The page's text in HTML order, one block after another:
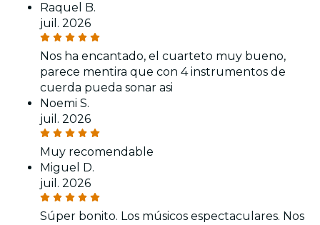
Raquel B.
juil. 2026
Nos ha encantado, el cuarteto muy bueno,
parece mentira que con 4 instrumentos de
cuerda pueda sonar asi
Noemi S.
juil. 2026
Muy recomendable
Miguel D.
juil. 2026
Súper bonito. Los músicos espectaculares. Nos